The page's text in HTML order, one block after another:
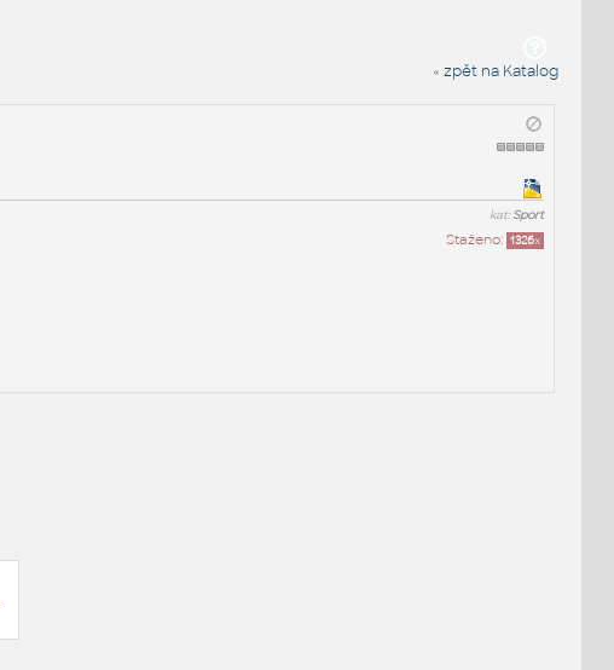
« zpět na Katalog
kat:Sport
Staženo: 1326x